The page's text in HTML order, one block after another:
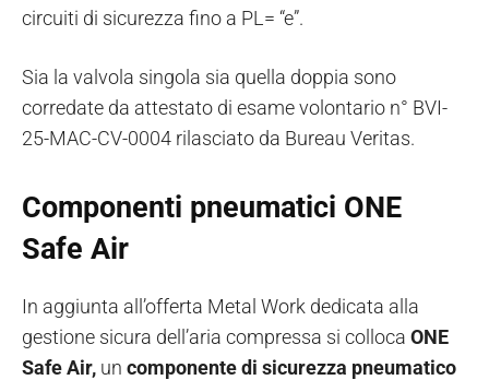
circuiti di sicurezza fino a PL= “e”.
Sia la valvola singola sia quella doppia sono
corredate da attestato di esame volontario n° BVI-
25-MAC-CV-0004 rilasciato da Bureau Veritas.
Componenti pneumatici ONE
Safe Air
In aggiunta all’offerta Metal Work dedicata alla
gestione sicura dell’aria compressa si colloca ONE
Safe Air, un componente di sicurezza pneumatico